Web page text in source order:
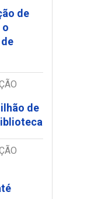
de
o
de